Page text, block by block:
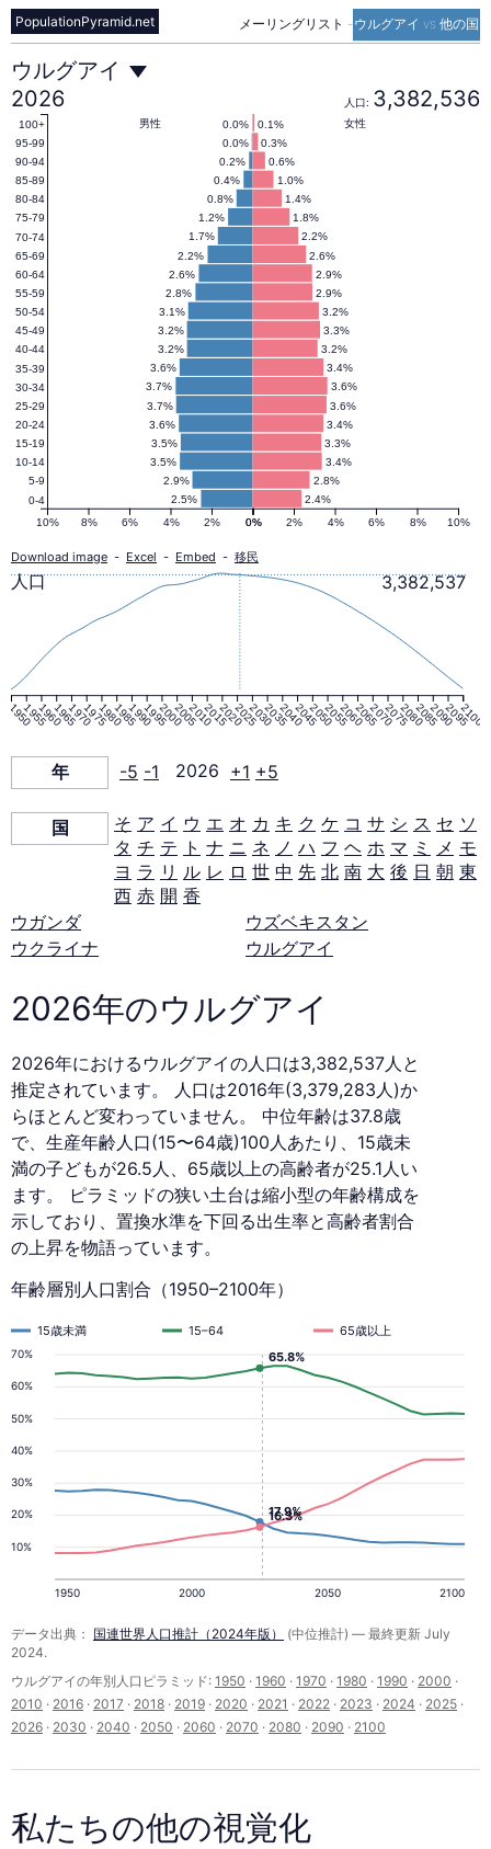
メーリングリスト - ウルグアイ vs 他の国
PopulationPyramid.net
ウ
ル
グ
ア
イ
の
人
口
ピ
ミ
ッ
ド
（1950–
2100
年）
ウルグアイ
2026
人口: 3,382,536
2.4%
2.5%
2.8%
2.9%
3.4%
3.5%
3.3%
3.5%
3.4%
3.6%
3.6%
3.7%
3.6%
3.7%
3.4%
3.6%
3.2%
3.2%
3.3%
3.2%
3.2%
3.1%
2.9%
2.8%
2.9%
2.6%
2.6%
2.2%
2.2%
1.7%
1.8%
1.2%
1.4%
0.8%
1.0%
0.4%
0.6%
0.2%
0.3%
0.0%
0.1%
0.0% 女性
男性
0% 2% 4% 6% 8% 10%
10% 8% 6% 4% 2% 0%
0-4
5-9
10-14
15-19
20-24
25-29
30-34
35-39
40-44
45-49
50-54
55-59
60-64
65-69
70-74
75-79
80-84
85-89
90-94
95-99
100+
Download image - Excel - Embed - 移民
1950195519601965197019751980198519901995200020052010201520202025203020352040204520502055206020652070207520802085209020952100
3,382,537
人口
年 -5 -1 2026 +1 +5
国 そ ア イ ウ エ オ カ キ ク ケ コ サ シ ス セ ソ
タ チ テ ト ナ ニ ネ ノ ハ フ ヘ ホ マ ミ メ モ
ヨ ラ リ ル レ ロ 世 中 先 北 南 大 後 日 朝 東
西 赤 開 香
ウガンダ
ウクライナ
ウズベキスタン
ウルグアイ
2026年のウルグアイ
2026年におけるウルグアイの人口は3,382,537人と
推定されています。 人口は2016年(3,379,283人)か
らほとんど変わっていません。 中位年齢は37.8歳
で、生産年齢人口(15〜64歳)100人あたり、15歳未
満の子どもが26.5人、65歳以上の高齢者が25.1人い
ます。 ピラミッドの狭い土台は縮小型の年齢構成を
示しており、置換水準を下回る出生率と高齢者割合
の上昇を物語っています。
年齢層別人口割合（1950–2100年）
10%
20%
30%
40%
50%
60%
70%
1950 2000 2050 2100
15歳未満 15–64 65歳以上
17.9%
16.3%
65.8%
データ出典： 国連世界人口推計（2024年版）
(中位推計) — 最終更新 July
2024.
ウルグアイの年別人口ピラミッド: 1950 · 1960 · 1970 · 1980 · 1990 · 2000 ·
2010 · 2016 · 2017 · 2018 · 2019 · 2020 · 2021 · 2022 · 2023 · 2024 · 2025 ·
2026 · 2030 · 2040 · 2050 · 2060 · 2070 · 2080 · 2090 · 2100
私たちの他の視覚化